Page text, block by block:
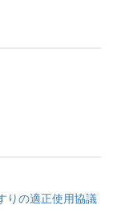
りの適正使用協議